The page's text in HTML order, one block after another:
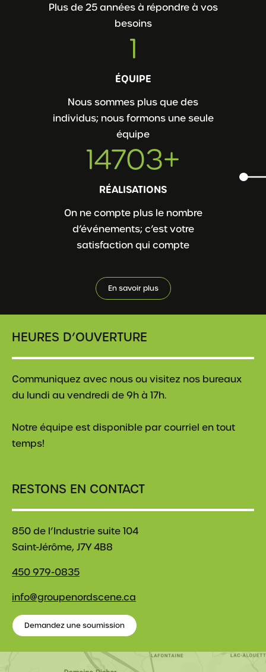
Plus de 25 années à répondre à vos
besoins
1
ÉQUIPE
Nous sommes plus que des
individus; nous formons une seule
équipe
14984+
RÉALISATIONS
On ne compte plus le nombre
d’événements; c’est votre
satisfaction qui compte
En savoir plus
HEURES D’OUVERTURE
Communiquez avec nous ou visitez nos bureaux
du lundi au vendredi de 9h à 17h.
Notre équipe est disponible par courriel en tout
temps!
RESTONS EN CONTACT
850 de l’Industrie suite 104
Saint-Jérôme, J7Y 4B8
450 979-0835
info@groupenordscene.ca
Demandez une soumission